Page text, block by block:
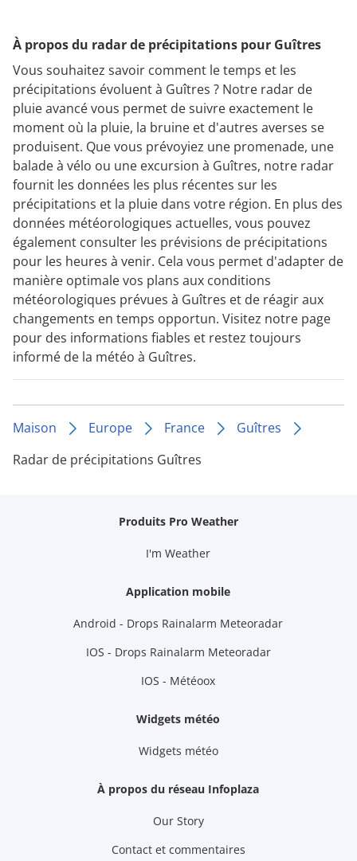
À propos du radar de précipitations pour Guîtres
Vous souhaitez savoir comment le temps et les
précipitations évoluent à Guîtres ? Notre radar de
pluie avancé vous permet de suivre exactement le
moment où la pluie, la bruine et d'autres averses se
produisent. Que vous prévoyiez une promenade, une
balade à vélo ou une excursion à Guîtres, notre radar
fournit les données les plus récentes sur les
précipitations et la pluie dans votre région. En plus des
données météorologiques actuelles, vous pouvez
également consulter les prévisions de précipitations
pour les heures à venir. Cela vous permet d'adapter de
manière optimale vos plans aux conditions
météorologiques prévues à Guîtres et de réagir aux
changements en temps opportun. Visitez notre page
pour des informations fiables et restez toujours
informé de la météo à Guîtres.
Maison Europe France
Guîtres
Radar de précipitations Guîtres
Produits Pro Weather
I'm Weather
Application mobile
Android - Drops Rainalarm Meteoradar
IOS - Drops Rainalarm Meteoradar
IOS - Météoox
Widgets météo
Widgets météo
À propos du réseau Infoplaza
Our Story
Contact et commentaires